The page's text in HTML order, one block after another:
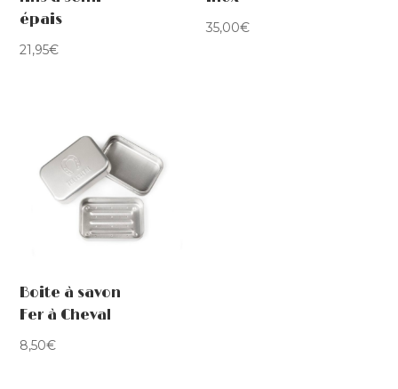
épais
21,95€
35,00€
Boite à savon
Fer à Cheval
8,50€